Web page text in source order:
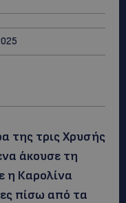
της τρις Χρυσής
άκουσε τη
η Καρολίνα
πίσω από τα